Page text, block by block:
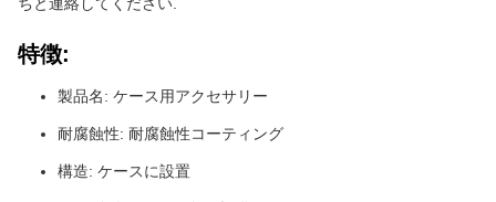
特徴:
製品名: ケース用アクセサリー
耐腐蝕性: 耐腐蝕性コーティング
構造: ケースに設置